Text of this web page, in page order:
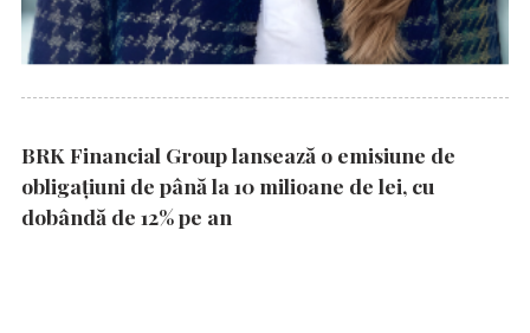
BRK Financial Group lansează o emisiune de
obligațiuni de până la 10 milioane de lei, cu
dobândă de 12% pe an